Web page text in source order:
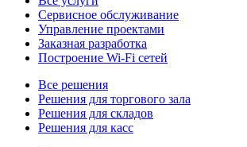
Сервисное обслуживание
Управление проектами
Заказная разработка
Построение Wi-Fi сетей
Все решения
Решения для торгового зала
Решения для складов
Решения для касс